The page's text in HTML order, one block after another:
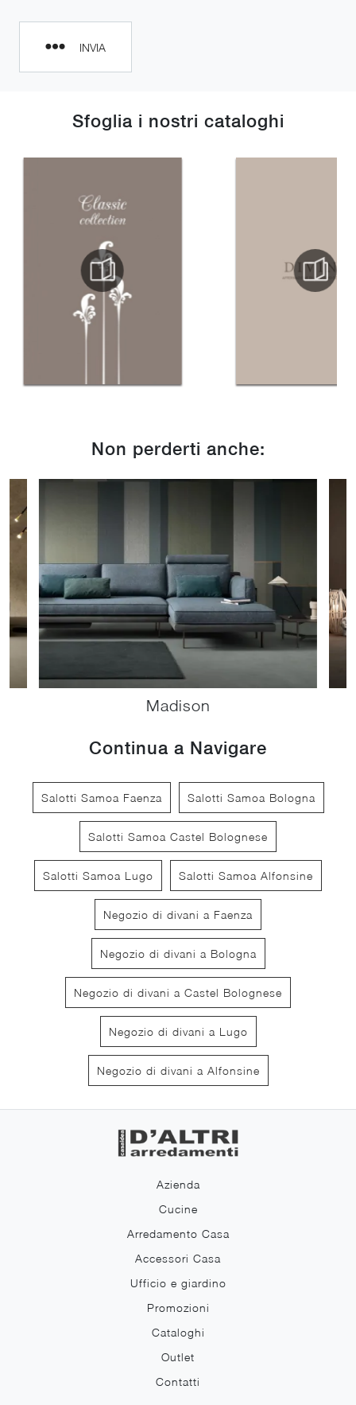
Sfoglia i nostri cataloghi
INVIA
Non perderti anche:
Madison
Continua a Navigare
Salotti Samoa Faenza Salotti Samoa Bologna
Salotti Samoa Castel Bolognese
Salotti Samoa Lugo Salotti Samoa Alfonsine
Negozio di divani a Faenza
Negozio di divani a Bologna
Negozio di divani a Castel Bolognese
Negozio di divani a Lugo
Negozio di divani a Alfonsine
Azienda
Cucine
Arredamento Casa
Accessori Casa
Ufficio e giardino
Promozioni
Cataloghi
Outlet
Contatti